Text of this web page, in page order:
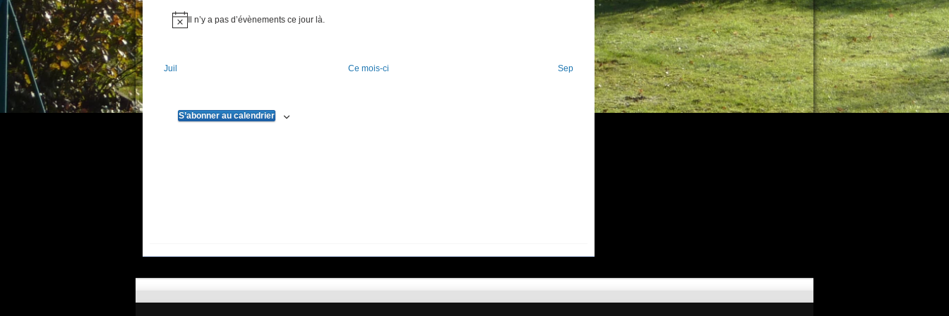
Notice
Il n’y a pas d’évènements ce jour là.
Juil Ce mois-ci Sep
S’abonner au calendrier